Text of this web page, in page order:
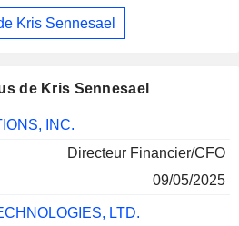
Kris Sennesael
de Kris Sennesael
INC.
Directeur Financier/CFO
09/05/2025
LTD.